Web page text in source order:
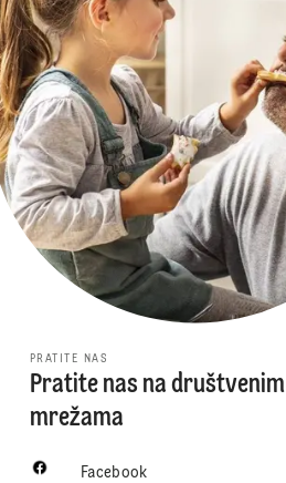
PRATITE NAS
Pratite nas na društvenim
mrežama
Facebook